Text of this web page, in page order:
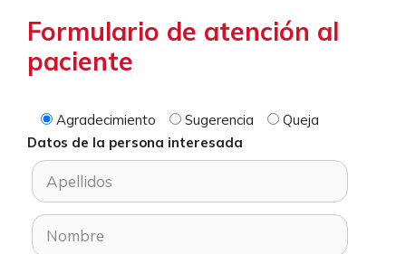
Formulario de atención al
paciente
Agradecimiento Sugerencia
Queja
Datos de la persona interesada